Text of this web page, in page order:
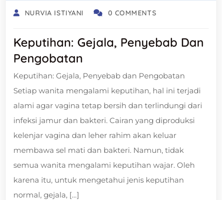
NURVIA ISTIYANI 0 COMMENTS
Keputihan: Gejala, Penyebab Dan
Pengobatan
Keputihan: Gejala, Penyebab dan Pengobatan
Setiap wanita mengalami keputihan, hal ini terjadi
alami agar vagina tetap bersih dan terlindungi dari
infeksi jamur dan bakteri. Cairan yang diproduksi
kelenjar vagina dan leher rahim akan keluar
membawa sel mati dan bakteri. Namun, tidak
semua wanita mengalami keputihan wajar. Oleh
karena itu, untuk mengetahui jenis keputihan
normal, gejala, […]